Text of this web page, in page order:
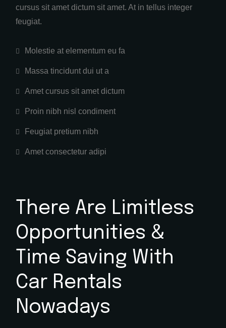
cursus sit amet dictum sit amet. At in tellus integer
feugiat.
Molestie at elementum eu fa
Massa tincidunt dui ut a
Amet cursus sit amet dictum
Proin nibh nisl condiment
Feugiat pretium nibh
Amet consectetur adipi
There Are Limitless
Opportunities &
Time Saving With
Car Rentals
Nowadays